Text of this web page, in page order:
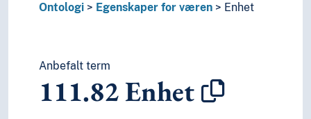
Naturvitenskap
Språk
Ontologi
Egenskaper for væren Enhet
Anbefalt term
111.82Enhet